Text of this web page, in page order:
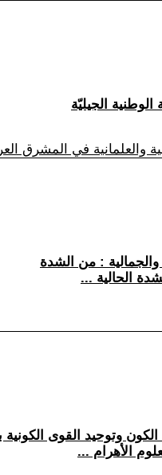
والعلمانية في المشرق
والجمالية : من الشدة
الحالية ...
الكون وتوحيد القوى الكونية
الأهرام ...